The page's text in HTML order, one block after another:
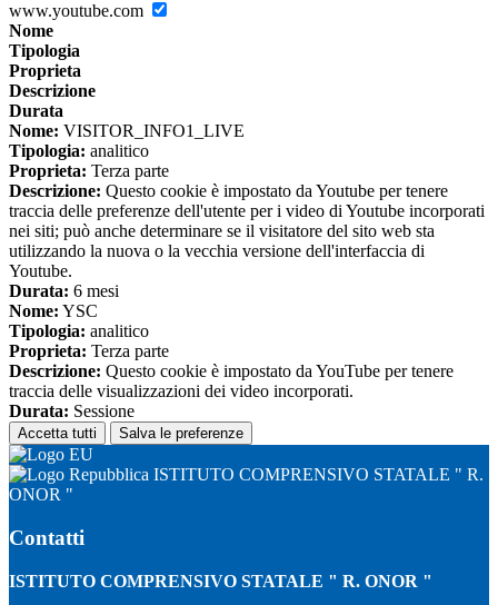
www.youtube.com
Nome
Tipologia
Proprieta
Descrizione
Durata
Nome: VISITOR_INFO1_LIVE
Tipologia: analitico
Proprieta: Terza parte
Descrizione: Questo cookie è impostato da Youtube per tenere
traccia delle preferenze dell'utente per i video di Youtube incorporati
nei siti; può anche determinare se il visitatore del sito web sta
utilizzando la nuova o la vecchia versione dell'interfaccia di
Youtube.
Durata: 6 mesi
Nome: YSC
Tipologia: analitico
Proprieta: Terza parte
Descrizione: Questo cookie è impostato da YouTube per tenere
traccia delle visualizzazioni dei video incorporati.
Durata: Sessione
Accetta tutti Salva le preferenze
ISTITUTO COMPRENSIVO STATALE " R.
ONOR "
Contatti
ISTITUTO COMPRENSIVO STATALE " R. ONOR "